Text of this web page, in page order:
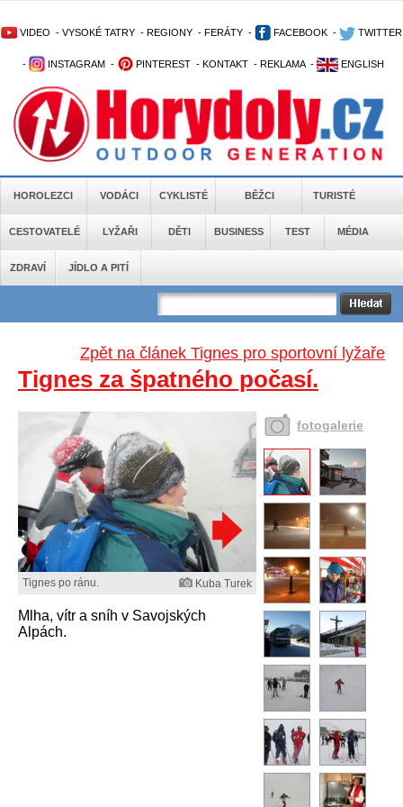
VIDEO - VYSOKÉ TATRY - REGIONY - FERÁTY - FACEBOOK - TWITTER
- INSTAGRAM - PINTEREST - KONTAKT - REKLAMA - ENGLISH
HOROLEZCI VODÁCI CYKLISTÉ BĚŽCI TURISTÉ
CESTOVATELÉ LYŽAŘI DĚTI BUSINESS TEST MÉDIA
ZDRAVÍ JÍDLO A PITÍ
Zpět na článek Tignes pro sportovní lyžaře
Tignes za špatného počasí.
Tignes po ránu. Kuba Turek
Mlha, vítr a sníh v Savojských
Alpách.
fotogalerie